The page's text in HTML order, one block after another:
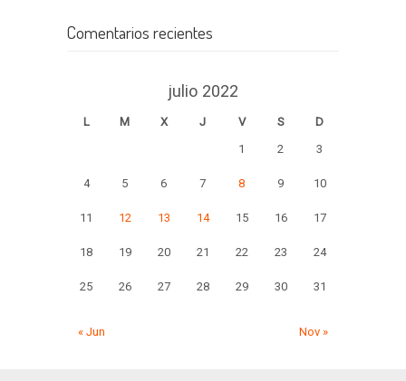
Comentarios recientes
julio 2022
L M X J V S
D
1
2 3
4 5 6 7 8 9 10
11 12 13 14 15 16 17
18 19 20 21 22 23 24
25 26 27 28 29 30 31
« Jun Nov »